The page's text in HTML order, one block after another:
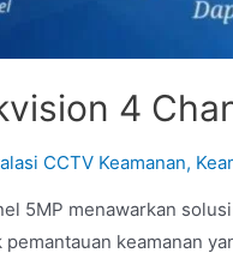
4
CCTV Keamanan,
5MP menawarkan
keamanan